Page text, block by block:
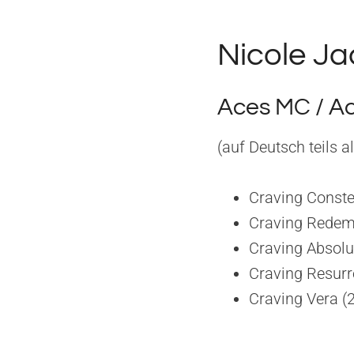
Nicole
Aces MC /
(auf Deutsch teils
Craving
Craving
Craving
Craving
Craving Vera